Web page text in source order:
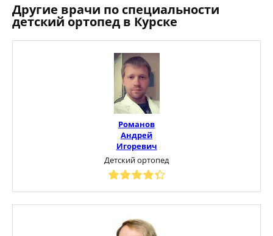
Другие врачи по специальности
детский ортопед в Курске
Романов
Андрей
Игоревич
Детский ортопед